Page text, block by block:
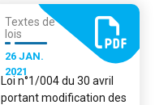
Textes de
lois
26 JAN.
2021
Loi n°1/004 du 30 avril
portant modification des